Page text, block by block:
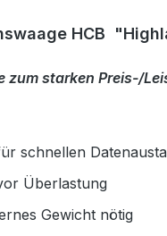
HCB
zum starken Preis-/
schnellen
Überlastung
Gewicht nötig